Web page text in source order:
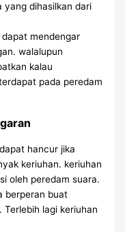
yang dihasilkan dari
mendengar
walalupun
kalau
pada peredam
hancur jika
keriuhan. keriuhan
oleh peredam suara.
berperan buat
lagi keriuhan